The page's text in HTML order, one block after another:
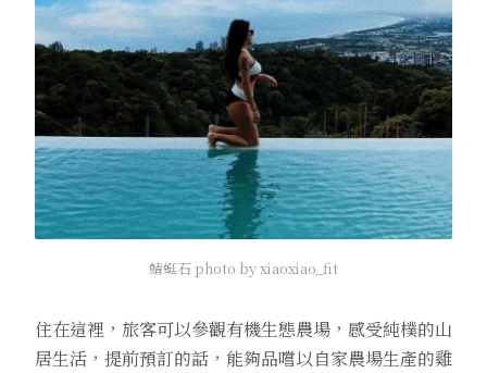
蜻蜓石 photo by xiaoxiao_fit
住在這裡，旅客可以參觀有機生態農場，感受純樸的山
居生活，提前預訂的話，能夠品嚐以自家農場生產的雞